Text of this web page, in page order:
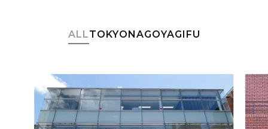
ALLTOKYO NAGOYAGIFU